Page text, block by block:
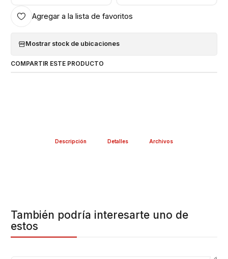
Agregar a la lista de favoritos
Mostrar stock de ubicaciones
COMPARTIR ESTE PRODUCTO
Descripción Detalles Archivos
También podría interesarte uno de
estos